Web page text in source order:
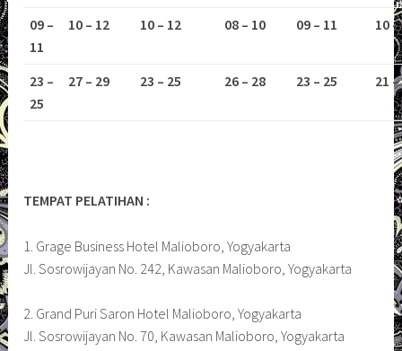
09 –
11
10 – 12 10 – 12 08 – 10 09 – 11 10
23 –
25
27 – 29 23 – 25 26 – 28 23 – 25 21
TEMPAT PELATIHAN :
1. Grage Business Hotel Malioboro, Yogyakarta
Jl. Sosrowijayan No. 242, Kawasan Malioboro, Yogyakarta
2. Grand Puri Saron Hotel Malioboro, Yogyakarta
Jl. Sosrowijayan No. 70, Kawasan Malioboro, Yogyakarta